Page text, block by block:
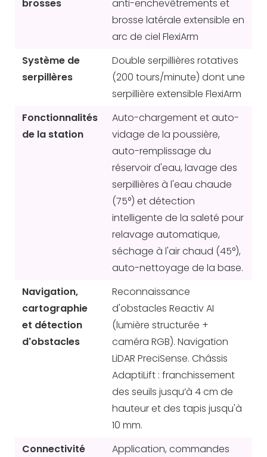
brosses
anti-enchevêtrements et
brosse latérale extensible en
arc de ciel FlexiArm
Système de
serpillères
Double serpillières rotatives
(200 tours/minute) dont une
serpillière extensible FlexiArm
Fonctionnalités
de la station
Auto-chargement et auto-
vidage de la poussière,
auto-remplissage du
réservoir d'eau, lavage des
serpillières à l'eau chaude
(75°) et détection
intelligente de la saleté pour
relavage automatique,
séchage à l'air chaud (45°),
auto-nettoyage de la base.
Navigation,
cartographie
et détection
d'obstacles
Reconnaissance
d'obstacles Reactiv AI
(lumière structurée +
caméra RGB). Navigation
LiDAR PreciSense. Châssis
AdaptiLift : franchissement
des seuils jusqu’à 4 cm de
hauteur et des tapis jusqu'à
10 mm.
Connectivité
Application, commandes